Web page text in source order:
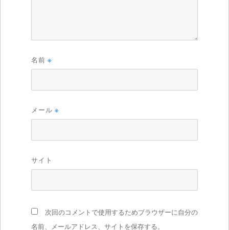
名前 ※
メール ※
サイト
次回のコメントで使用するためブラウザーに自分の
名前、メールアドレス、サイトを保存する。